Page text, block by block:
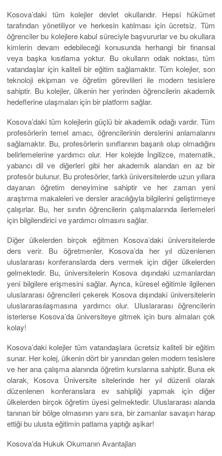
Kosova’daki tüm kolejler devlet okullarıdır. Hepsi hükümet
tarafından yönetiliyor ve herkesin katılması için ücretsiz. Tüm
öğrenciler bu kolejlere kabul süreciyle başvururlar ve bu okullara
kimlerin devam edebileceği konusunda herhangi bir finansal
veya başka kısıtlama yoktur. Bu okulların odak noktası, tüm
vatandaşlar için kaliteli bir eğitim sağlamaktır. Tüm kolejler, son
teknoloji ekipman ve öğretim görevlileri ile modern tesislere
sahiptir. Bu kolejler, ülkenin her yerinden öğrencilerin akademik
hedeflerine ulaşmaları için bir platform sağlar.
Kosova’daki tüm kolejlerin güçlü bir akademik odağı vardır. Tüm
profesörlerin temel amacı, öğrencilerinin derslerini anlamalarını
sağlamaktır. Bu, profesörlerin sınıflarının başarılı olup olmadığını
belirlemelerine yardımcı olur. Her kolejde İngilizce, matematik,
yabancı dil ve diğerleri gibi her akademik alandan en az bir
profesör bulunur. Bu profesörler, farklı üniversitelerde uzun yıllara
dayanan öğretim deneyimine sahiptir ve her zaman yeni
araştırma makaleleri ve dersler aracılığıyla bilgilerini geliştirmeye
çalışırlar. Bu, her sınıfın öğrencilerin çalışmalarında ilerlemeleri
için bilgilendirici ve yardımcı olmasını sağlar.
Diğer ülkelerden birçok eğitmen Kosova’daki üniversitelerde
ders verir. Bu öğretmenler, Kosova’da her yıl düzenlenen
uluslararası konferanslarda ders vermek için diğer ülkelerden
gelmektedir. Bu, üniversitelerin Kosova dışındaki uzmanlardan
yeni bilgilere erişmesini sağlar. Ayrıca, küresel eğitimle ilgilenen
uluslararası öğrencileri çekerek Kosova dışındaki üniversitelerin
uluslararasılaşmasına yardımcı olur. Uluslararası öğrencilerin
isterlerse Kosova’da üniversiteye gitmek için burs almaları çok
kolay!
Kosova’daki kolejler tüm vatandaşlara ücretsiz kaliteli bir eğitim
sunar. Her kolej, ülkenin dört bir yanından gelen modern tesislere
ve her ana çalışma alanında öğretim kurslarına sahiptir. Buna ek
olarak, Kosova Üniversite sitelerinde her yıl düzenli olarak
düzenlenen konferanslara ev sahipliği yapmak için diğer
ülkelerden birçok öğretim üyesi gelmektedir. Uluslararası alanda
tanınan bir bölge olmasının yanı sıra, bir zamanlar savaşın harap
ettiği bu ulusta eğitimin patlama yaptığı aşikar!
Kosova’da Hukuk Okumanın Avantajları